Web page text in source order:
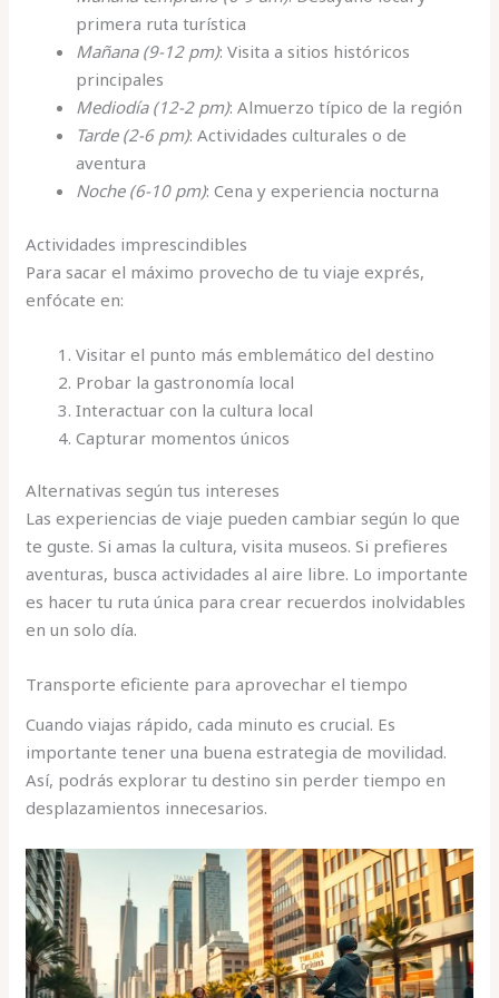
primera ruta turística
Mañana (9-12 pm): Visita a sitios históricos
principales
Mediodía (12-2 pm): Almuerzo típico de la región
Tarde (2-6 pm): Actividades culturales o de
aventura
Noche (6-10 pm): Cena y experiencia nocturna
Actividades imprescindibles
Para sacar el máximo provecho de tu viaje exprés,
enfócate en:
Visitar el punto más emblemático del destino
Probar la gastronomía local
Interactuar con la cultura local
Capturar momentos únicos
Alternativas según tus intereses
Las experiencias de viaje pueden cambiar según lo que
te guste. Si amas la cultura, visita museos. Si prefieres
aventuras, busca actividades al aire libre. Lo importante
es hacer tu ruta única para crear recuerdos inolvidables
en un solo día.
Transporte eficiente para aprovechar el tiempo
Cuando viajas rápido, cada minuto es crucial. Es
importante tener una buena estrategia de movilidad.
Así, podrás explorar tu destino sin perder tiempo en
desplazamientos innecesarios.